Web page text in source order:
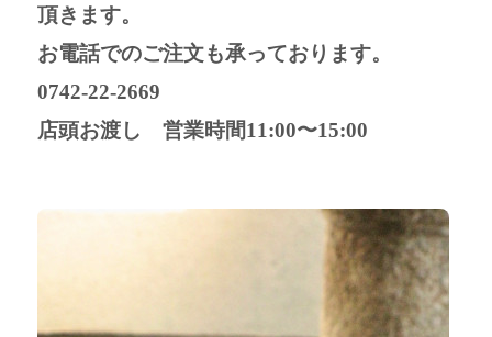
頂きます。
お電話でのご注文も承っております。
0742-22-2669
店頭お渡し 営業時間11:00〜15:00